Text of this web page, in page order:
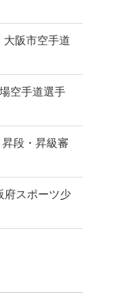
阪市空手道
空手道選手
段・昇級審
府スポーツ少